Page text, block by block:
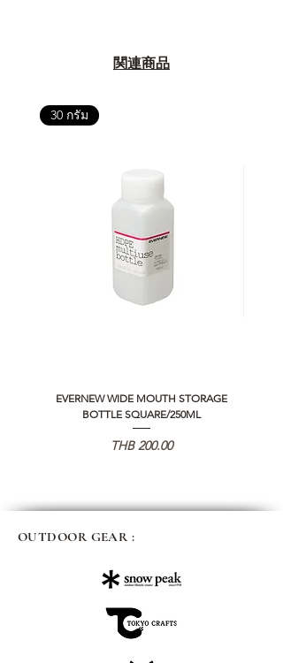
関連商品
30 กรัม
EVERNEW WIDE MOUTH STORAGE
BOTTLE SQUARE/250ML
価格
THB 200.00
OUTDOOR GEAR :